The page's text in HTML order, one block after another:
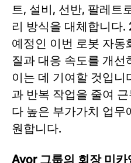
트, 설비, 선반, 팔레트
리 방식을 대체합니다
예정인 이번 로봇 자동
질과 대응 속도를 개선
이는 데 기여할 것입니
과 반복 작업을 줄여
다 높은 부가가치 업무
원합니다.
Ayor 그룹의 회장 미카